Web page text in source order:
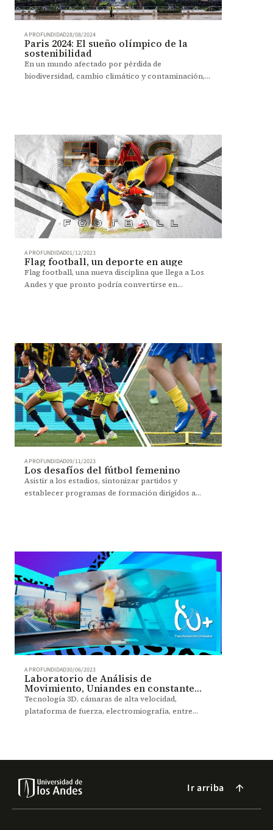
A PROFUNDIDAD28/08/2024
Paris 2024: El sueño olímpico de la
sostenibilidad
En un mundo afectado por pérdida de
biodiversidad, cambio climático y contaminación,
A PROFUNDIDAD01/12/2023
Flag football, un deporte en auge
Flag football, una nueva disciplina que llega a Los
Andes y que pronto podría convertirse en
A PROFUNDIDAD09/11/2023
Los desafíos del fútbol femenino
Asistir a los estadios, sintonizar partidos y
establecer programas de formación dirigidos a
A PROFUNDIDAD30/06/2023
Laboratorio de Análisis de
Movimiento, Uniandes en constante
transformación
Tecnología 3D, cámaras de alta velocidad,
plataforma de fuerza, electromiografía, entre
Ir arriba arrow_forward